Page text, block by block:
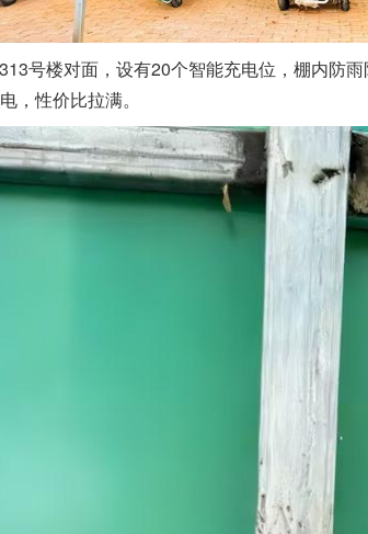
号楼对面，设有20个智能充电位，棚内防
，性价比拉满。